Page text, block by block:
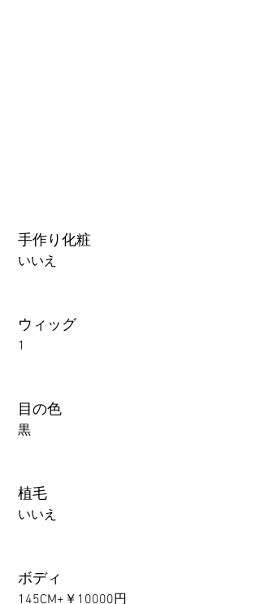
手作り化粧
いいえ
ウィッグ
1
目の色
黒
植毛
いいえ
ボディ
145CM+￥10000円